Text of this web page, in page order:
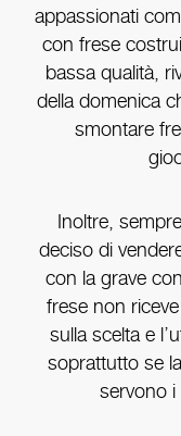
appassionati
con frese
bassa qualità,
della domenica
smontare
Inoltre,
deciso di
con la grave
frese non
sulla scelta e
soprattutto se
servono i